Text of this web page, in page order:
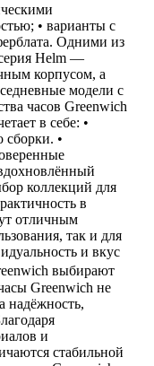
• варианты с
Одними из
Helm —
корпусом, а
модели с
часов Greenwich
в себе: •
сборки. •
коллекций для
в
отличным
так и для
и вкус
выбирают
Greenwich не
надёжность,
и
стабильной